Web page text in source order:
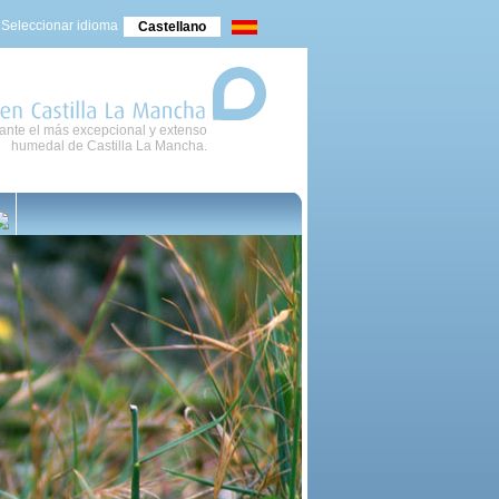
Seleccionar idioma Castellano
el más excepcional y extenso
humedal de Castilla La Mancha.